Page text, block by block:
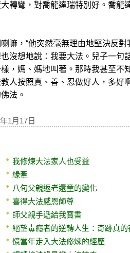
轉彎，對喬龍達瑞特別好。喬龍
嘛，“他突然毫無理由地堅決反對
沒想地說：我要大法。兒子一句
，媽、媽地叫著。那時我甚至不
人按照真、善、忍做好人，多好
法。
1月17日
我修煉大法家人也受益
緣牽
八旬父親返老還童的變化
喜得大法感恩師尊
師父親手遞給我寶書
絕望毒癮者的逆轉人生：奇跡真的
憶當年走入大法修煉的經歷